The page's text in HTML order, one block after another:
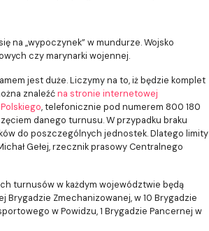
na „wypoczynek” w mundurze. Wojsko
czy marynarki wojennej.
jest duże. Liczymy na to, iż będzie komplet
znaleźćna stronie internetowej
, telefonicznie pod numerem 800 180
danego turnusu. W przypadku braku
do poszczególnych jednostek. Dlatego limity
Gełej, rzecznik prasowy Centralnego
turnusów w każdym województwie będą
Zmechanizowanej, w 10 Brygadzie
w Powidzu, 1 Brygadzie Pancernej w